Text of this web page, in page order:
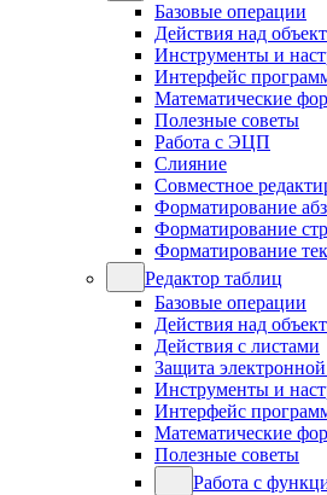
Базовые операции
Действия над
Инструменты и
Интерфейс
Математические
Полезные советы
Работа с ЭЦП
Слияние
Совместное
Форматирование
Форматирование
Форматирование
Редактор таблиц
Базовые операции
Действия над
Действия с листами
Защита
Инструменты и
Интерфейс
Математические
Полезные советы
Работа с